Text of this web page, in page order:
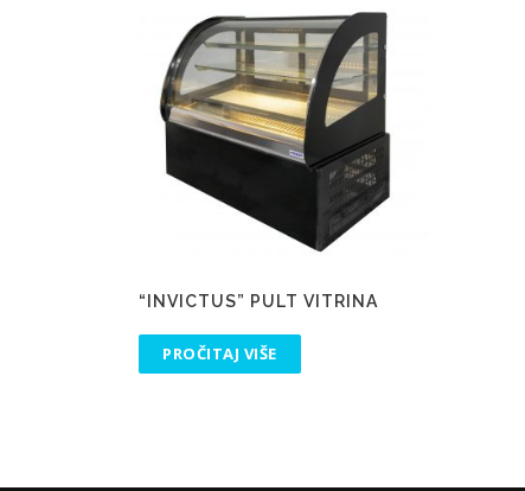
“INVICTUS” PULT VITRINA
PROČITAJ VIŠE